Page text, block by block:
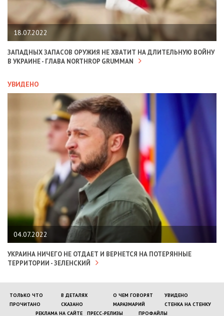
18.07.2022
ЗАПАДНЫХ ЗАПАСОВ ОРУЖИЯ НЕ ХВАТИТ НА ДЛИТЕЛЬНУЮ ВОЙНУ
В УКРАИНЕ - ГЛАВА NORTHROP GRUMMAN
УВИДЕНО
04.07.2022
УКРАИНА НИЧЕГО НЕ ОТДАЕТ И ВЕРНЕТСЯ НА ПОТЕРЯННЫЕ
ТЕРРИТОРИИ - ЗЕЛЕНСКИЙ
ТОЛЬКО ЧТО В ДЕТАЛЯХ О ЧЕМ ГОВОРЯТ
УВИДЕНО
ПРОЧИТАНО
СКАЗАНО МАРАЗМАРИЙ
СТЕНКА НА СТЕНКУ
РЕКЛАМА НА САЙТЕ
ПРЕСС-РЕЛИЗЫ ПРОФАЙЛЫ